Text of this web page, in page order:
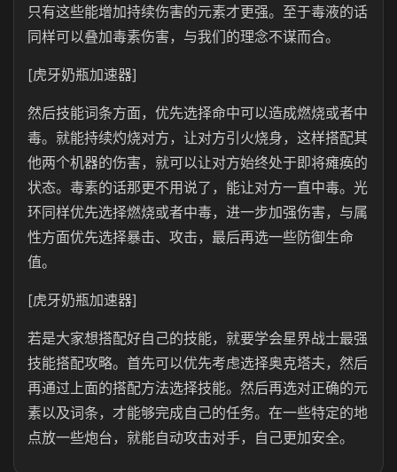
只有这些能增加持续伤害的元素才更强。至于毒液的话
同样可以叠加毒素伤害，与我们的理念不谋而合。
[虎牙奶瓶加速器]
然后技能词条方面，优先选择命中可以造成燃烧或者中
毒。就能持续灼烧对方，让对方引火烧身，这样搭配其
他两个机器的伤害，就可以让对方始终处于即将瘫痪的
状态。毒素的话那更不用说了，能让对方一直中毒。光
环同样优先选择燃烧或者中毒，进一步加强伤害，与属
性方面优先选择暴击、攻击，最后再选一些防御生命
值。
[虎牙奶瓶加速器]
若是大家想搭配好自己的技能，就要学会星界战士最强
技能搭配攻略。首先可以优先考虑选择奥克塔夫，然后
再通过上面的搭配方法选择技能。然后再选对正确的元
素以及词条，才能够完成自己的任务。在一些特定的地
点放一些炮台，就能自动攻击对手，自己更加安全。